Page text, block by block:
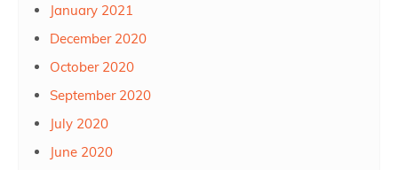
January 2021
December 2020
October 2020
September 2020
July 2020
June 2020